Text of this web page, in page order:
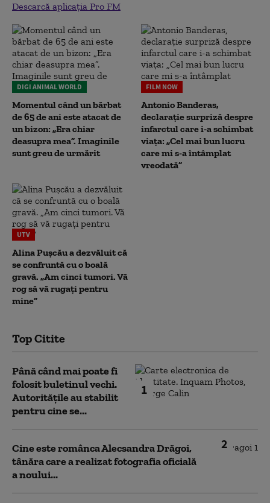
Descarcă aplicația Pro FM
DIGI ANIMAL WORLD
Momentul când un bărbat
de 65 de ani este atacat de
un bizon: „Era chiar
deasupra mea”. Imaginile
sunt greu de urmărit
FILM NOW
Antonio Banderas,
declarație surpriză despre
infarctul care i-a schimbat
viața: „Cel mai bun lucru
care mi s-a întâmplat
vreodată”
UTV
Alina Pușcău a dezvăluit că
se confruntă cu o boală
gravă. „Am cinci tumori. Vă
rog să vă rugați pentru
mine”
Top Citite
1
Până când mai poate fi
folosit buletinul vechi.
Autoritățile au stabilit
pentru cine se...
2
Cine este românca Alecsandra Drăgoi,
tânăra care a realizat fotografia oficială
a noului...